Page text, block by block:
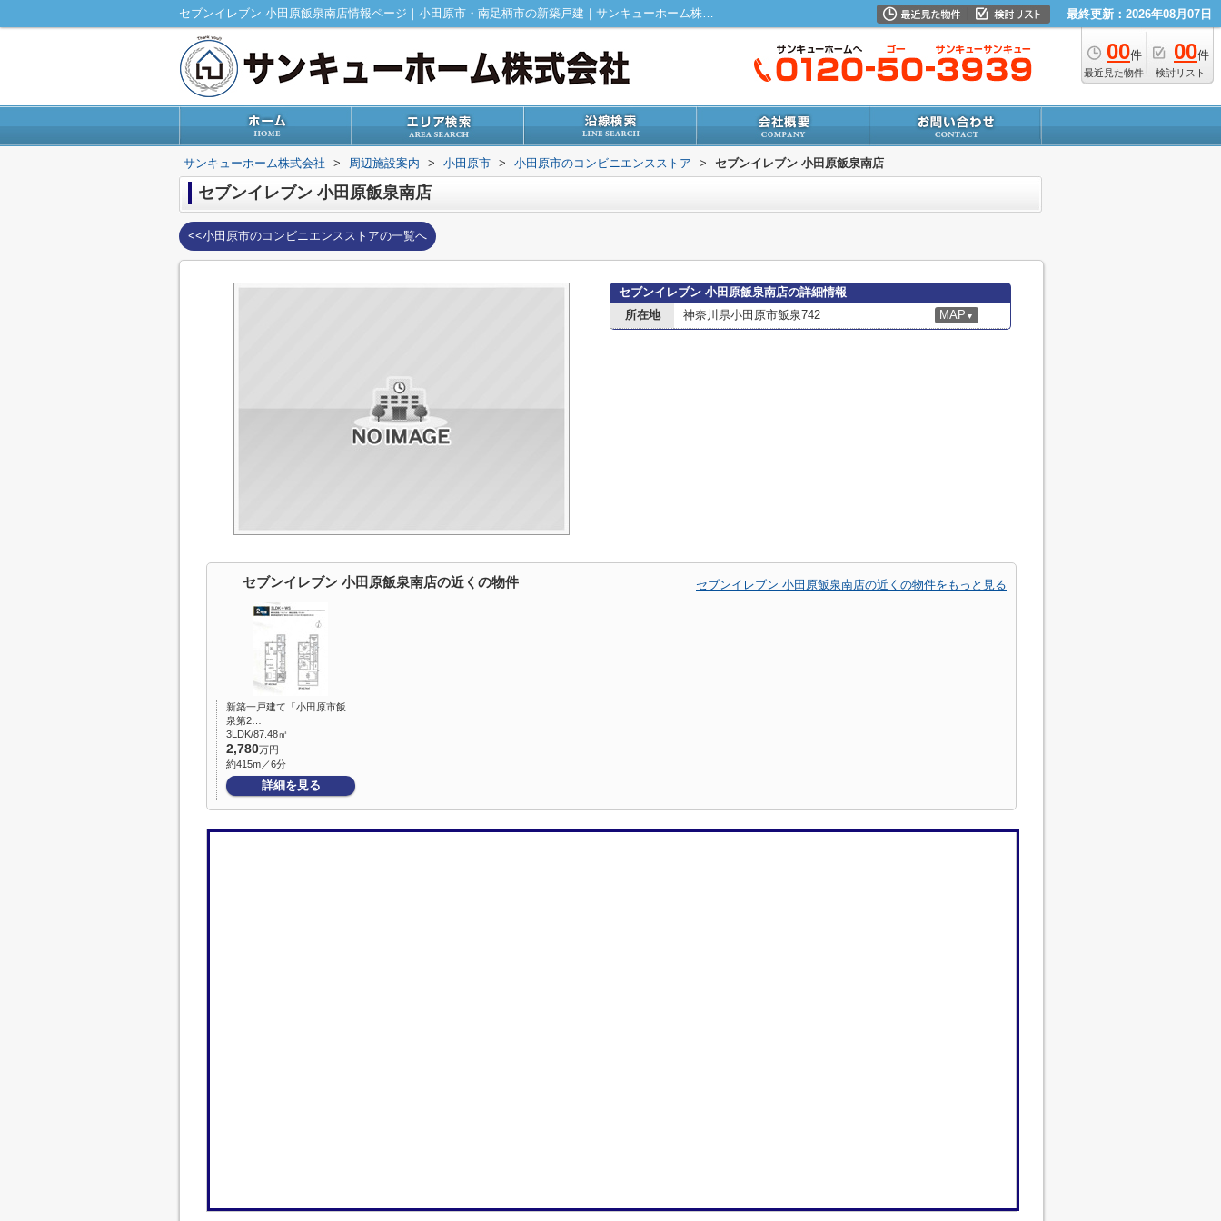
セブンイレブン 小田原飯泉南店情報ページ｜小田原市・南足柄市の新築戸建｜サンキューホーム株式会社 最終更新：2026年08月07日
00件
最近見た物件
00件
検討リスト
サンキューホーム株式会社 > 周辺施設案内 > 小田原市 > 小田原市のコンビニエンスストア > セブンイレブン 小田原飯泉南店
セブンイレブン 小田原飯泉南店
<<小田原市のコンビニエンスストアの一覧へ
セブンイレブン 小田原飯泉南店の詳細情報
所在地
神奈川県小田原市飯泉742 MAP ▼
セブンイレブン 小田原飯泉南店の近くの物件 セブンイレブン 小田原飯泉南店の近くの物件をもっと見る
新築一戸建て「小田原市飯
泉第2…
3LDK/87.48㎡
2,780万円
約415m／6分
詳細を見る